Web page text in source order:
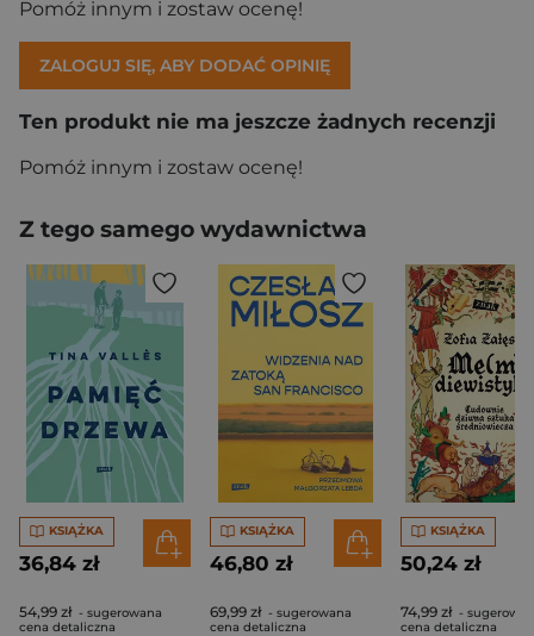
Pomóż innym i zostaw ocenę!
ZALOGUJ SIĘ, ABY DODAĆ OPINIĘ
Ten produkt nie ma jeszcze żadnych recenzji
Pomóż innym i zostaw ocenę!
Z tego samego wydawnictwa
KSIĄŻKA
36,84 zł
54,99 zł - sugerowana
cena detaliczna
KSIĄŻKA
46,80 zł
69,99 zł - sugerowana
cena detaliczna
KSIĄŻKA
50,24 zł
74,99 zł -
cena detaliczna